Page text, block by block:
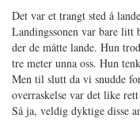
Det var et trangt sted å
Landingssonen var bare litt
der de måtte lande. Hun
tre meter unna oss. Hun
Men til slutt da vi snudde
overraskelse var det like
Så ja, veldig dyktige disse